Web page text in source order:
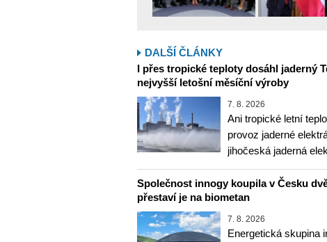
DALŠÍ ČLÁNKY
I přes tropické teploty dosáhl jaderný
nejvyšší letošní měsíční výroby
7. 8. 2026
Ani tropické letní
provoz jaderné
jihočeská jaderná
Společnost innogy koupila v Česku
přestaví je na biometan
7. 8. 2026
Energetická skupina